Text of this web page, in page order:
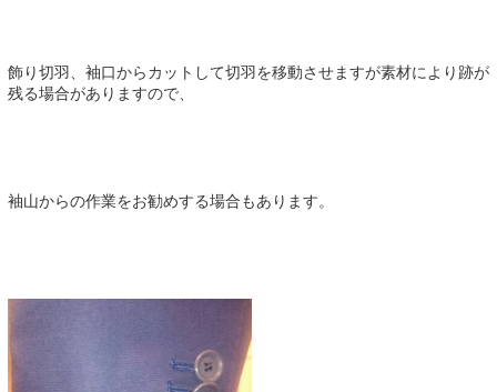
飾り切羽、袖口からカットして切羽を移動させますが素材により跡が
残る場合がありますので、
袖山からの作業をお勧めする場合もあります。